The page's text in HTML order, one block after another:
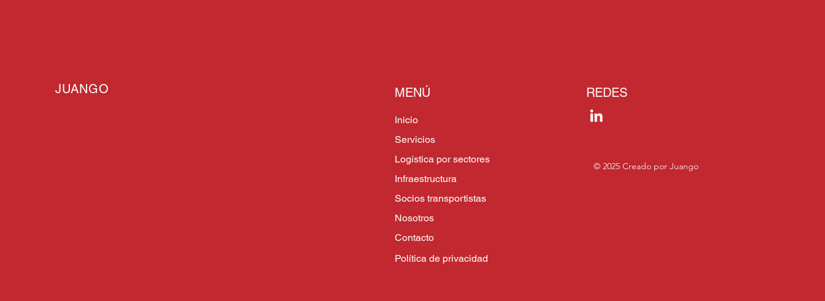
JUANGO MENÚ
Inicio
Servicios
Logística por sectores
Infraestructura
Socios transportistas
Nosotros
Contacto
Política de privacidad
REDES
© 2025 Creado por Juango